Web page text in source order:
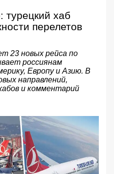
турецкий хаб
перелетов
23 новых рейса по
россиянам
Европу и Азию. В
направлений,
и комментарий